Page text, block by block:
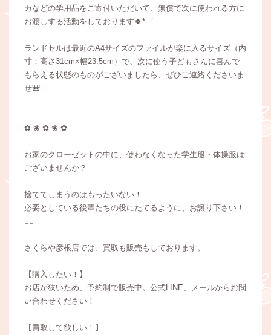
カなどの学用品をご寄付いただいて、無償で次に使われる方に
お渡しする活動をしております🍀*゜
ランドセルは最近のA4サイズのファイルが楽に入るサイズ（内
寸：高さ31cm×幅23.5cm）で、次に使う子どもさんに喜んで
もらえる状態のものがございましたら、ぜひご連絡くださいま
せ🎒
✿ ❀ ✿ ❀ ✿
お家のクローゼットの中に、使わなくなった学生服・体操服は
ございませんか？
捨ててしまうのはもったいない！
必要としている後輩たちの役にたてるように、お譲り下さい！
🙇‍♀️
さくらや彦根店では、買取も販売もしております。
【購入したい！】
お店が狭いため、予約制で販売中。公式LINE、メールからお問
い合わせください！
【買取して欲しい！】